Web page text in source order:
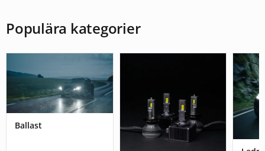
Populära kategorier
Ballast